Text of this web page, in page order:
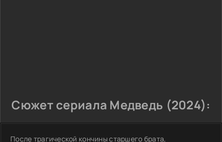
Сюжет сериала Медведь (2024):
После трагической кончины старшего брата,